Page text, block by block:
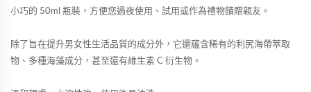
小巧的 50ml 瓶裝，方便您過夜使用、試用或作為禮物饋贈親友。
除了旨在提升男女性生活品質的成分外，它還蘊含稀有的利尻海帶萃取
物、多種海藻成分，甚至還有維生素 C 衍生物。